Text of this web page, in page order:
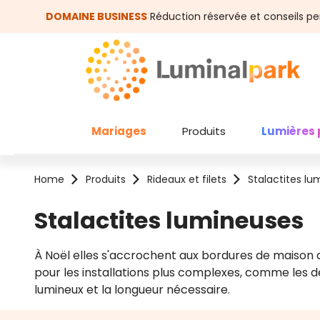
au contenu principal
Passer à la recherche
DOMAINE BUSINESS Réduction réservée et conseils
Mariages Produits Lumières
Home Produits Rideaux et filets Stalactites
Stalactites lumineuses
À Noël elles s'accrochent aux bordures de
pour les installations plus complexes, comme les
lumineux et la longueur nécessaire.